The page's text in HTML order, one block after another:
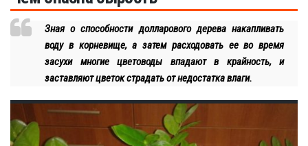
Зная о способности долларового дерева накапливать
воду в корневище, а затем расходовать ее во время
засухи многие цветоводы впадают в крайность, и
заставляют цветок страдать от недостатка влаги.